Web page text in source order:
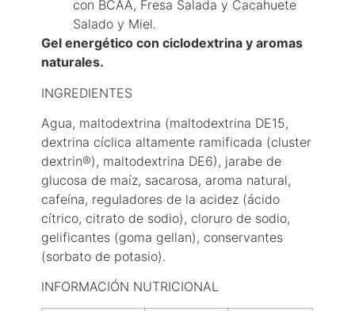
con BCAA, Fresa Salada y Cacahuete
Salado y Miel.
Gel energético con ciclodextrina y aromas
naturales.
INGREDIENTES
Agua, maltodextrina (maltodextrina DE15,
dextrina cíclica altamente ramificada (cluster
dextrin®), maltodextrina DE6), jarabe de
glucosa de maíz, sacarosa, aroma natural,
cafeína, reguladores de la acidez (ácido
cítrico, citrato de sodio), cloruro de sodio,
gelificantes (goma gellan), conservantes
(sorbato de potasio).
INFORMACIÓN NUTRICIONAL